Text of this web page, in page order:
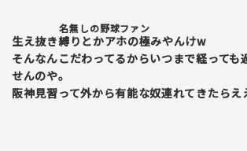
名無しの野球ファン
生え抜き縛りとかアホの極みやんけw
そんなんこだわってるからいつまで経っても
せんのや。
阪神見習って外から有能な奴連れてきたらえ